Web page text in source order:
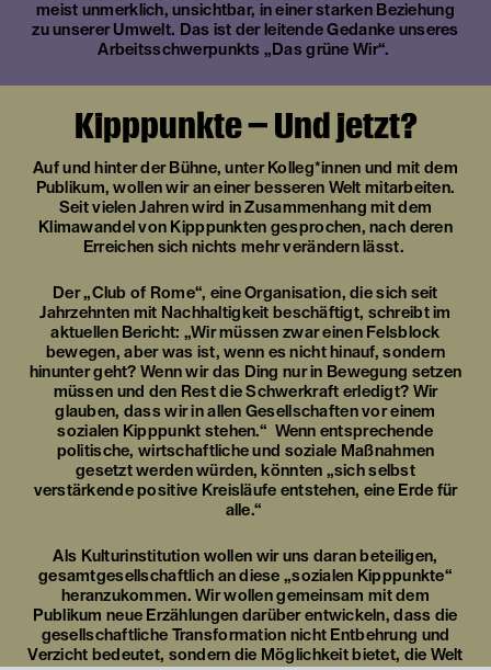
meist unmerklich, unsichtbar, in einer starken Beziehung
zu unserer Umwelt. Das ist der leitende Gedanke unseres
Arbeitsschwerpunkts „Das grüne Wir“.
Kipppunkte – Und jetzt?
Auf und hinter der Bühne, unter Kolleg*innen und mit dem
Publikum, wollen wir an einer besseren Welt mitarbeiten.
Seit vielen Jahren wird in Zusammenhang mit dem
Klimawandel von Kipppunkten gesprochen, nach deren
Erreichen sich nichts mehr verändern lässt.
Der „Club of Rome“, eine Organisation, die sich seit
Jahrzehnten mit Nachhaltigkeit beschäftigt, schreibt im
aktuellen Bericht: „Wir müssen zwar einen Felsblock
bewegen, aber was ist, wenn es nicht hinauf, sondern
hinunter geht? Wenn wir das Ding nur in Bewegung setzen
müssen und den Rest die Schwerkraft erledigt? Wir
glauben, dass wir in allen Gesellschaften vor einem
sozialen Kipppunkt stehen.“ Wenn entsprechende
politische, wirtschaftliche und soziale Maßnahmen
gesetzt werden würden, könnten „sich selbst
verstärkende positive Kreisläufe entstehen, eine Erde für
alle.“
Als Kulturinstitution wollen wir uns daran beteiligen,
gesamtgesellschaftlich an diese „sozialen Kipppunkte“
heranzukommen. Wir wollen gemeinsam mit dem
Publikum neue Erzählungen darüber entwickeln, dass die
gesellschaftliche Transformation nicht Entbehrung und
Verzicht bedeutet, sondern die Möglichkeit bietet, die Welt